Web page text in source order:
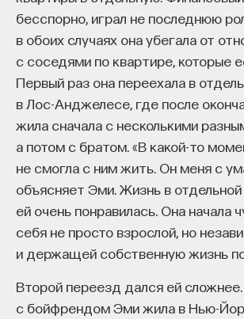
бесспорно, играл не последнюю
в обоих случаях она убегала от
с соседями по квартире, которые
Первый раз она переехала в
в Лос-Анджелесе, где после
жила сначала с несколькими
а потом с братом. «В какой-то
не смогла с ним жить. Он меня с
объясняет Эми. Жизнь в
ей очень понравилась. Она начала
себя не просто взрослой, но
и держащей собственную жизнь
Второй переезд дался ей
с бойфрендом Эми жила в Нью-